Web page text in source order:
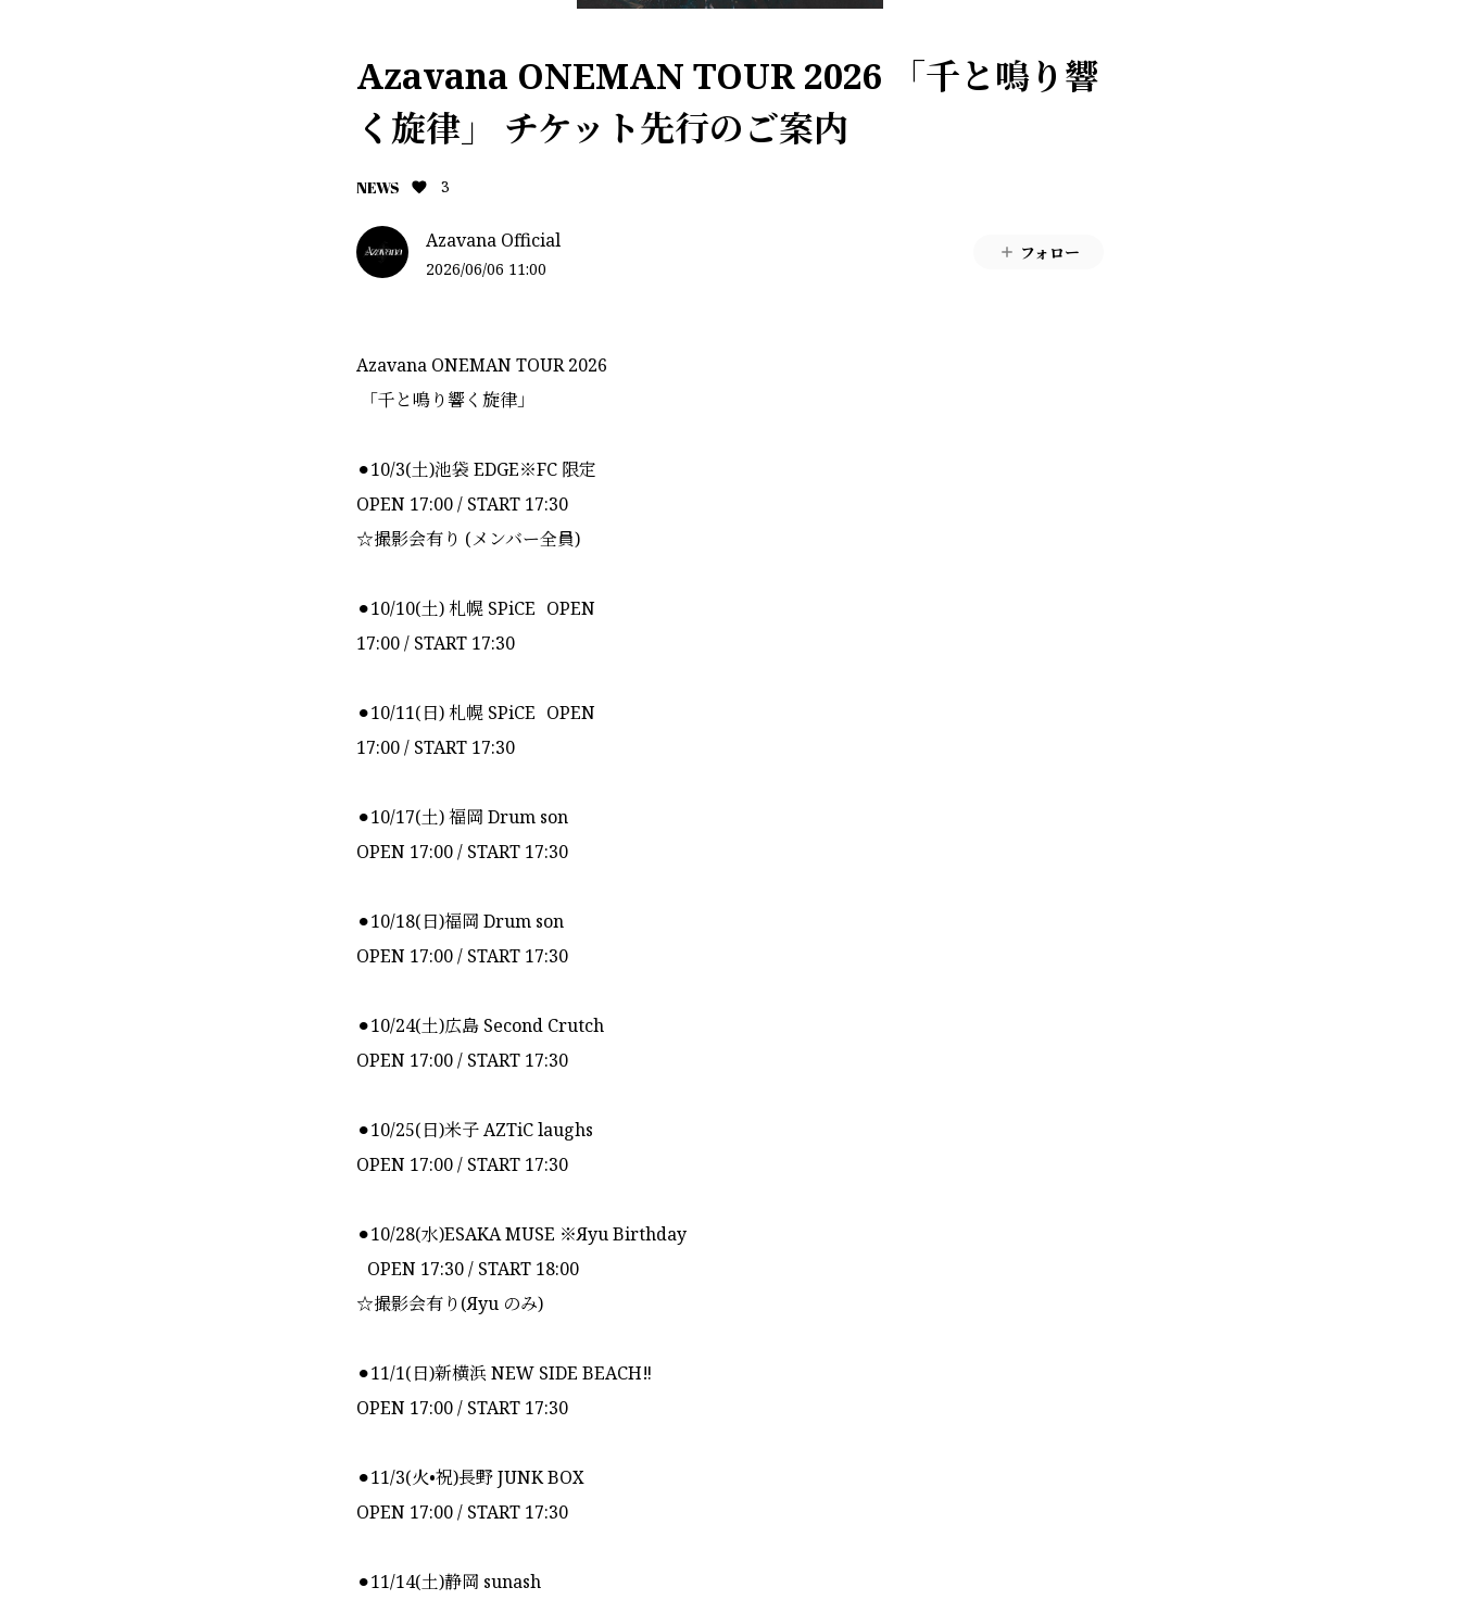
Azavana ONEMAN TOUR 2026 「千と鳴り響
く旋律」 チケット先行のご案内
NEWS 3
Azavana Official
2026/06/06 11:00
フォロー
Azavana ONEMAN TOUR 2026
「千と鳴り響く旋律」
⚫︎10/3(土)池袋 EDGE※FC 限定
OPEN 17:00 / START 17:30
☆撮影会有り (メンバー全員)
⚫︎10/10(土) 札幌 SPiCE OPEN
17:00 / START 17:30
⚫︎10/11(日) 札幌 SPiCE OPEN
17:00 / START 17:30
⚫︎10/17(土) 福岡 Drum son
OPEN 17:00 / START 17:30
⚫︎10/18(日)福岡 Drum son
OPEN 17:00 / START 17:30
⚫︎10/24(土)広島 Second Crutch
OPEN 17:00 / START 17:30
⚫︎10/25(日)米子 AZTiC laughs
OPEN 17:00 / START 17:30
⚫︎10/28(水)ESAKA MUSE ※Яyu Birthday
OPEN 17:30 / START 18:00
☆撮影会有り(Яyu のみ)
⚫︎11/1(日)新横浜 NEW SIDE BEACH‼︎
OPEN 17:00 / START 17:30
⚫︎11/3(火•祝)長野 JUNK BOX
OPEN 17:00 / START 17:30
⚫︎11/14(土)静岡 sunash